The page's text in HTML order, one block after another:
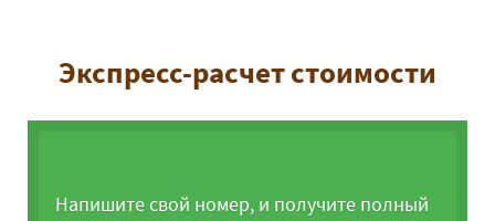
Экспресс-расчет стоимости
Напишите свой номер, и получите полный